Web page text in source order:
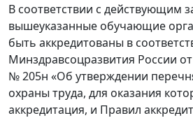
В соответствии с действующим
вышеуказанные обучающие
быть аккредитованы в
Минздравсоцразвития России от
№ 205н «Об утверждении
охраны труда, для оказания
аккредитация, и Правил